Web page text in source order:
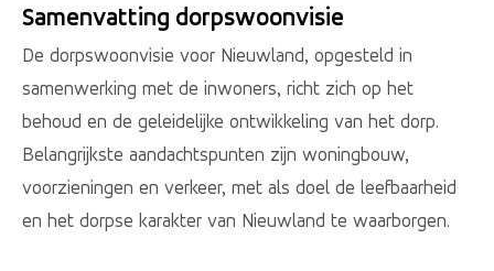
Samenvatting dorpswoonvisie
De dorpswoonvisie voor Nieuwland, opgesteld in
samenwerking met de inwoners, richt zich op het
behoud en de geleidelijke ontwikkeling van het dorp.
Belangrijkste aandachtspunten zijn woningbouw,
voorzieningen en verkeer, met als doel de leefbaarheid
en het dorpse karakter van Nieuwland te waarborgen.